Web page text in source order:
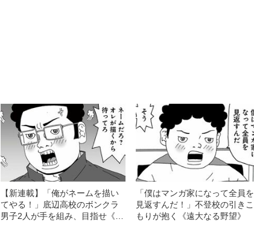
【新連載】「俺がネームを描い
てやる！」底辺高校のボンクラ
男子2人が手を組み、目指せ《マ
「僕はマンガ家になって全員を
見返すんだ！」不登校の引きこ
もりが抱く《遠大なる野望》